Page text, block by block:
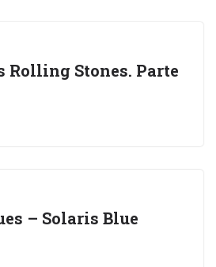
Rolling Stones. Parte
– Solaris Blue